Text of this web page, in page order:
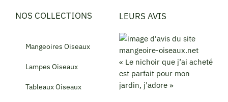
NOS COLLECTIONS
Mangeoires Oiseaux
Lampes Oiseaux
Tableaux Oiseaux
LEURS AVIS
« Le nichoir que j’ai acheté
est parfait pour mon
jardin, j’adore »